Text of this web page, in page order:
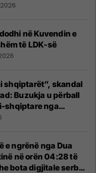
në Kuvendin e
të LDK-së
shqiptarët”, skandal
Buzukja u përball
shqiptare nga
e ngrënë nga Dua
në orën 04:28 të
bota digjitale serbe